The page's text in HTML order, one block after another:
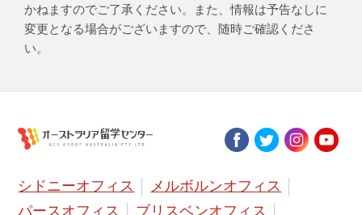
かねますのでご了承ください。また、情報は予告なしに
変更となる場合がございますので、随時ご確認くださ
い。
シドニーオフィス
メルボルンオフィス
パースオフィス
ブリスベンオフィス